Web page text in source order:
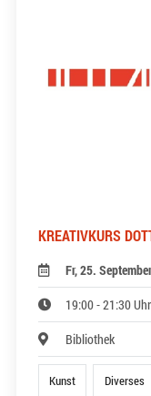
KREATIVKURS
Fr, 25.
19:00 - 21:30 Uhr
Bibliothek
Kunst Diverses